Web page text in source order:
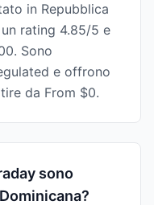
in Repubblica
rating 4.85/5 e
Sono
e offrono
da From $0.
sono